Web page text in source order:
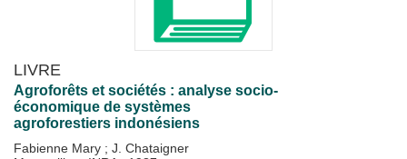
LIVRE
Agroforêts et sociétés : analyse socio-
économique de systèmes
agroforestiers indonésiens
Fabienne Mary ; J. Chataigner